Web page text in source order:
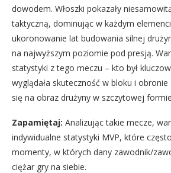
dowodem. Włoszki pokazały
taktyczną, dominując w każdym
ukoronowanie lat budowania silnej
na najwyższym poziomie pod presją.
statystyki z tego meczu – kto był
wyglądała skuteczność w bloku i
się na obraz drużyny w szczytowej
Zapamiętaj: Analizując takie mecze,
indywidualne statystyki MVP, które
momenty, w których dany zawodnik/
ciężar gry na siebie.